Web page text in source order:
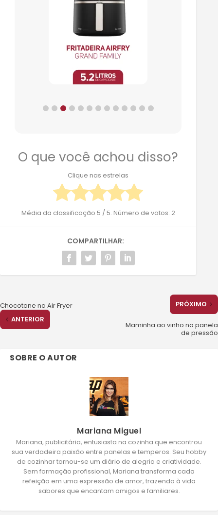
O que você achou disso?
Clique nas estrelas
Média da classificação 5 / 5. Número de votos: 2
COMPARTILHAR:
Chocotone na Air Fryer
ANTERIOR
PRÓXIMO
Maminha ao vinho na panela
de pressão
SOBRE O AUTOR
Mariana Miguel
Mariana, publicitária, entusiasta na cozinha que encontrou
sua verdadeira paixão entre panelas e temperos. Seu hobby
de cozinhar tornou-se um diário de alegria e criatividade.
Sem formação profissional, Mariana transforma cada
refeição em uma expressão de amor, trazendo à vida
sabores que encantam amigos e familiares.